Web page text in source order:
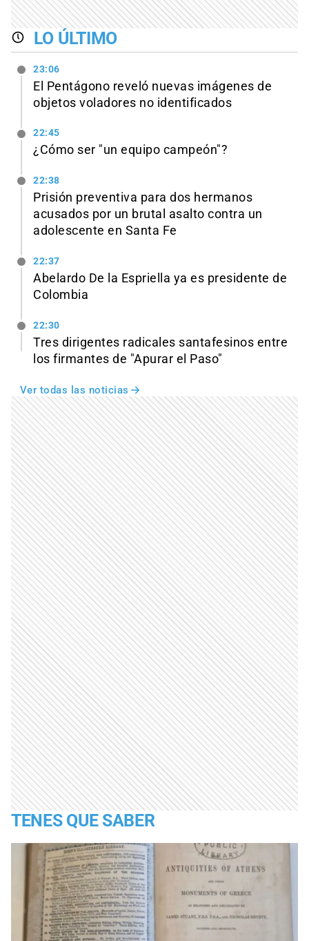
LO ÚLTIMO
23:06
El Pentágono reveló nuevas imágenes de
objetos voladores no identificados
22:45
¿Cómo ser "un equipo campeón"?
22:38
Prisión preventiva para dos hermanos
acusados por un brutal asalto contra un
adolescente en Santa Fe
22:37
Abelardo De la Espriella ya es presidente de
Colombia
22:30
Tres dirigentes radicales santafesinos entre
los firmantes de "Apurar el Paso"
Ver todas las noticias
TENES QUE SABER